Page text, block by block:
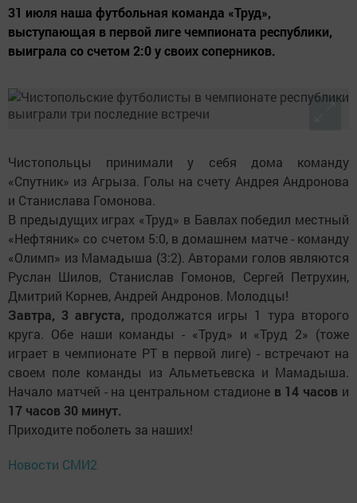
31 июля наша футбольная команда «Труд»,
выступающая в первой лиге чемпионата республики,
выиграла со счетом 2:0 у своих соперников.
Чистопольцы принимали у себя дома команду
«Спутник» из Агрыза. Голы на счету Андрея Андронова
и Станислава Гомонова.
В предыдущих играх «Труд» в Бавлах победил местный
«Нефтяник» со счетом 5:0, в домашнем матче - команду
«Олимп» из Мамадыша (3:2). Авторами голов являются
Руслан Шилов, Станислав Гомонов, Сергей Петрухин,
Дмитрий Корнев, Андрей Андронов. Молодцы!
Завтра, 3 августа, продолжатся игры 1 тура второго
круга. Обе наши команды - «Труд» и «Труд 2» (тоже
играет в чемпионате РТ в первой лиге) - встречают на
своем поле команды из Альметьевска и Мамадыша.
Начало матчей - на центральном стадионе в 14 часов и
17 часов 30 минут.
Приходите поболеть за наших!
Новости СМИ2